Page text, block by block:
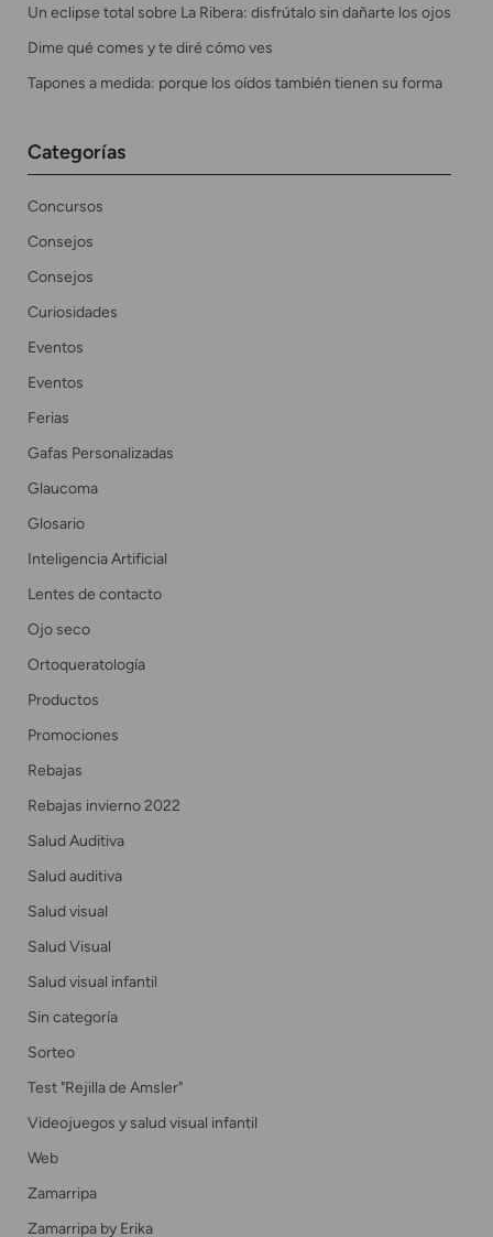
Un eclipse total sobre La Ribera: disfrútalo sin dañarte los ojos
Dime qué comes y te diré cómo ves
Tapones a medida: porque los oídos también tienen su forma
Categorías
Concursos
Consejos
Consejos
Curiosidades
Eventos
Eventos
Ferias
Gafas Personalizadas
Glaucoma
Glosario
Inteligencia Artificial
Lentes de contacto
Ojo seco
Ortoqueratología
Productos
Promociones
Rebajas
Rebajas invierno 2022
Salud Auditiva
Salud auditiva
Salud visual
Salud Visual
Salud visual infantil
Sin categoría
Sorteo
Test "Rejilla de Amsler"
Videojuegos y salud visual infantil
Web
Zamarripa
Zamarripa by Erika